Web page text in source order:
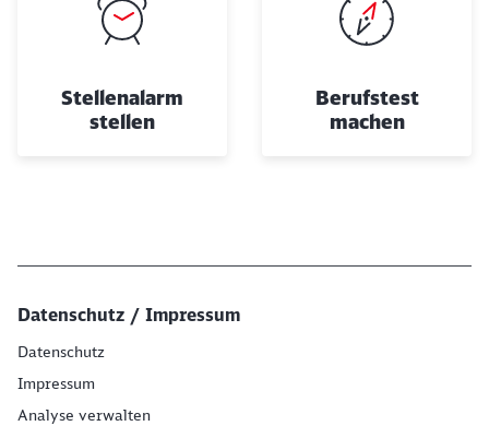
Stellenalarm
stellen
Berufstest
machen
Datenschutz / Impressum
Datenschutz
Impressum
Analyse verwalten